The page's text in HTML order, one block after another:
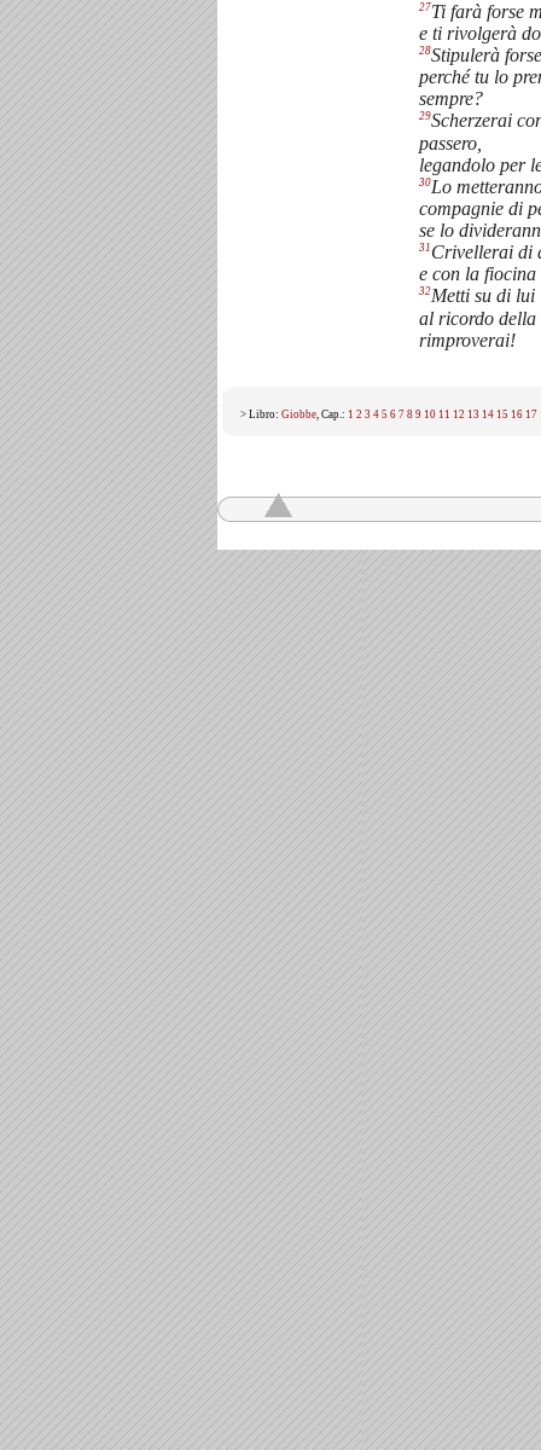
27Ti farà forse
e ti rivolgerà
28Stipulerà
perché tu lo
sempre?
29Scherzerai
passero,
legandolo per
30Lo
compagnie di
se lo
31 Crivellerai di
e con la fiocina
32Metti su di lui
al ricordo della
rimproverai!
> Libro: Giobbe, Cap.: 1 2 3 4 5 6 7 8 9 10 11 12 13 14 15 16 17